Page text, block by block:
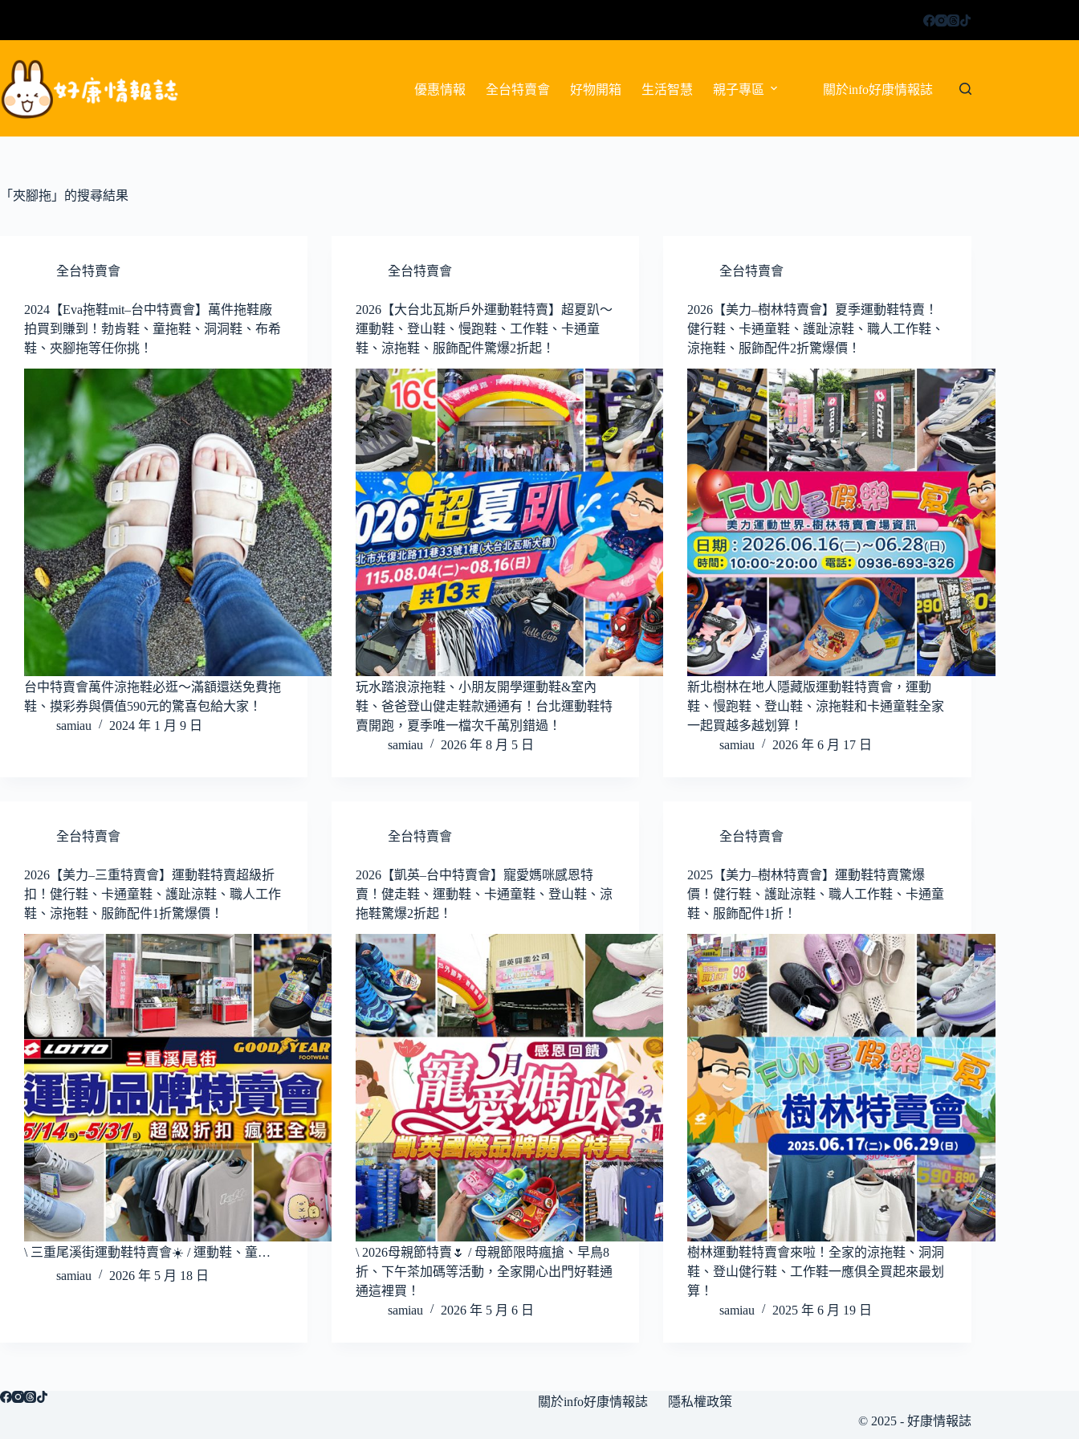
要
內
容
優惠情報 全台特賣會 好物開箱 生活智慧 親子專區 關於info好康情報誌
「夾腳拖」的搜尋結果
全台特賣會
2024【Eva拖鞋mit–台中特賣會】萬件拖鞋廠
拍買到賺到！勃肯鞋、童拖鞋、洞洞鞋、布希
鞋、夾腳拖等任你挑！
台中特賣會萬件涼拖鞋必逛～滿額還送免費拖
鞋、摸彩券與價值590元的驚喜包給大家！
samiau
2024 年 1 月 9 日
全台特賣會
2026【大台北瓦斯戶外運動鞋特賣】超夏趴～
運動鞋、登山鞋、慢跑鞋、工作鞋、卡通童
鞋、涼拖鞋、服飾配件驚爆2折起！
玩水踏浪涼拖鞋、小朋友開學運動鞋&室內
鞋、爸爸登山健走鞋款通通有！台北運動鞋特
賣開跑，夏季唯一檔次千萬別錯過！
samiau
2026 年 8 月 5 日
全台特賣會
2026【美力–樹林特賣會】夏季運動鞋特賣！
健行鞋、卡通童鞋、護趾涼鞋、職人工作鞋、
涼拖鞋、服飾配件2折驚爆價！
新北樹林在地人隱藏版運動鞋特賣會，運動
鞋、慢跑鞋、登山鞋、涼拖鞋和卡通童鞋全家
一起買越多越划算！
samiau
2026 年 6 月 17 日
全台特賣會
2026【美力–三重特賣會】運動鞋特賣超級折
扣！健行鞋、卡通童鞋、護趾涼鞋、職人工作
鞋、涼拖鞋、服飾配件1折驚爆價！
\ 三重尾溪街運動鞋特賣會☀️ / 運動鞋、童…
samiau
2026 年 5 月 18 日
全台特賣會
2026【凱英–台中特賣會】寵愛媽咪感恩特
賣！健走鞋、運動鞋、卡通童鞋、登山鞋、涼
拖鞋驚爆2折起！
\ 2026母親節特賣🌷 / 母親節限時瘋搶、早鳥8
折、下午茶加碼等活動，全家開心出門好鞋通
通這裡買！
samiau
2026 年 5 月 6 日
全台特賣會
2025【美力–樹林特賣會】運動鞋特賣驚爆
價！健行鞋、護趾涼鞋、職人工作鞋、卡通童
鞋、服飾配件1折！
樹林運動鞋特賣會來啦！全家的涼拖鞋、洞洞
鞋、登山健行鞋、工作鞋一應俱全買起來最划
算！
samiau
2025 年 6 月 19 日
關於info好康情報誌
隱私權政策
© 2025 - 好康情報誌